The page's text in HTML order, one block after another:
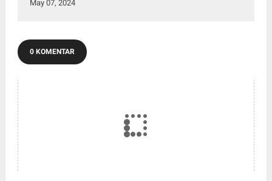
May 07, 2024
0 KOMENTAR